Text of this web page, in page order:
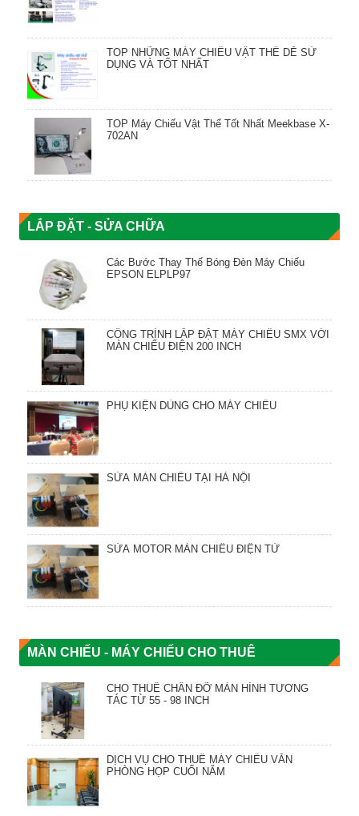
TOP NHỮNG MÁY CHIẾU VẬT THỂ DỄ SỬ
DỤNG VÀ TỐT NHẤT
TOP Máy Chiếu Vật Thể Tốt Nhất Meekbase X-
702AN
LẮP ĐẶT - SỬA CHỮA
Các Bước Thay Thế Bóng Đèn Máy Chiếu
EPSON ELPLP97
CÔNG TRÌNH LẮP ĐẶT MÁY CHIẾU SMX VỚI
MÀN CHIẾU ĐIỆN 200 INCH
PHỤ KIỆN DÙNG CHO MÁY CHIẾU
SỬA MÀN CHIẾU TẠI HÀ NỘI
SỬA MOTOR MÀN CHIẾU ĐIỆN TỬ
MÀN CHIẾU - MÁY CHIẾU CHO THUÊ
CHO THUÊ CHÂN ĐỠ MÀN HÌNH TƯƠNG
TÁC TỪ 55 - 98 INCH
DỊCH VỤ CHO THUÊ MÁY CHIẾU VĂN
PHÒNG HỌP CUỐI NĂM